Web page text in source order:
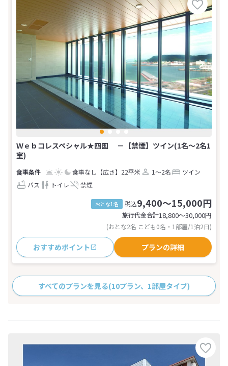
Ｗｅｂコレスペシャル★四国 －【禁煙】ツイン(1名～2名1
室)
食事なし 【広さ】22平米 1～2名
ツイン
バス
トイレ 禁煙
おとな1名 税込9,400～15,000円
旅行代金合計18,800〜30,000円
(おとな2名 こども0名・1部屋/1泊2日)
おすすめポイント プランの詳細
すべてのプランを見る(10プラン、1部屋タイプ)